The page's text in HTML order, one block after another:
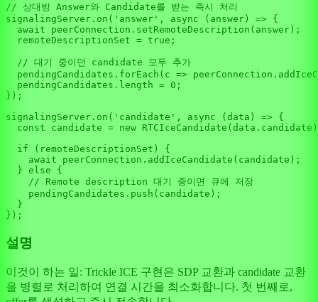
// 상대방 Answer와 Candidate를 받는 즉시 처리
signalingServer. on ( 'answer' , async (answer) => {
await peerConnection. setRemoteDescription (answer);
  remoteDescriptionSet =
true ;
// 대기 중이던 candidate 모두 추가
  pendingCandidates.
forEach ( c => peerConnection.
  pendingCandidates.
length = 0 ;
});
signalingServer. on ( 'candidate' , async (data) => {
const candidate = new RTCIceCandidate (data. candidate
if (remoteDescriptionSet) {
await peerConnection. addIceCandidate (candidate);
  }
else {
// Remote description 대기 중이면 큐에 저장
    pendingCandidates.
push (candidate);
  }
설명
이것이 하는 일: Trickle ICE 구현은 SDP 교환과 candidate 교환
을 병렬로 처리하여 연결 시간을 최소화합니다. 첫 번째로,